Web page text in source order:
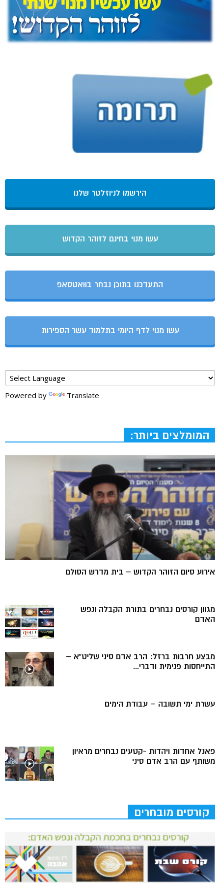
הירשמו לניוזלטר שלנו
עשו מנוי בחינם לזוהר הקדוש
התעדכנו בתוכן נבחר בוואטסאפ
עשו מנוי לדף היומי בתלמוד עשר הספירות
Powered by Translate
המומלצים ביותר:
אירוע סיום הזוהר הקדוש – בית מדרש הסולם
מגוון קורסים נבחרים בתורת הקבלה ונפש
האדם
מבצע חרבות ברזל: הרב אדם סיני שליט”א –
התייחסות פנימית ודברי...
עשרת ימי תשובה – עבודת הימים
פאנל אחדות ויהדות -קטעים נבחרים מראיון
משותף עם הרב אדם סיני
קורסים מובחרים